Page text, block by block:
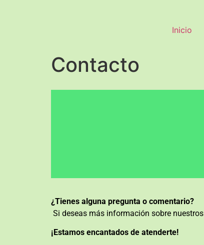
Inicio
Contacto
¿Tienes alguna pregunta o comentario?
Si deseas más información sobre
¡Estamos encantados de atenderte!